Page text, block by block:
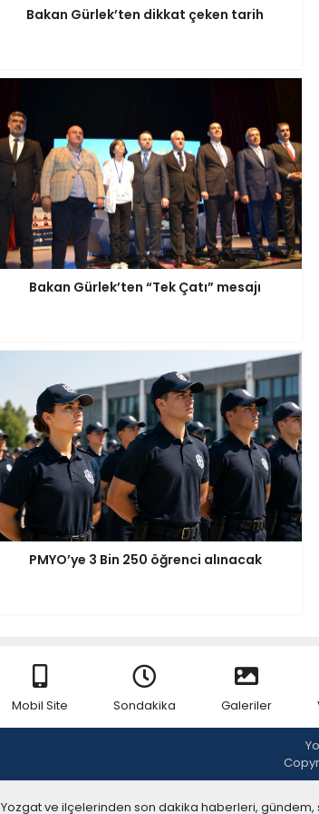
Bakan Gürlek’ten dikkat çeken tarih
Bakan Gürlek’ten “Tek Çatı” mesajı
PMYO’ye 3 Bin 250 öğrenci alınacak
Mobil Site Sondakika Galeriler
Yozgat ve ilçelerinden son dakika haberleri, gündem,